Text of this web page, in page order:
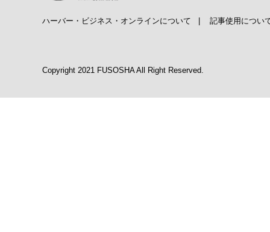
ハーバー・ビジネス・オンラインについて 記事使用につい
Copyright 2021 FUSOSHA All Right Reserved.